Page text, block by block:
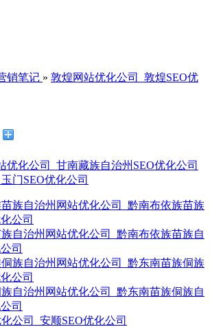
销笔记 » 敦煌网站优化公司_敦煌SEO优
优化公司_甘南藏族自治州SEO优化公司
门SEO优化公司
自治州网站优化公司_黔南布依族苗族自
司
自治州网站优化公司_黔东南苗族侗族自
司